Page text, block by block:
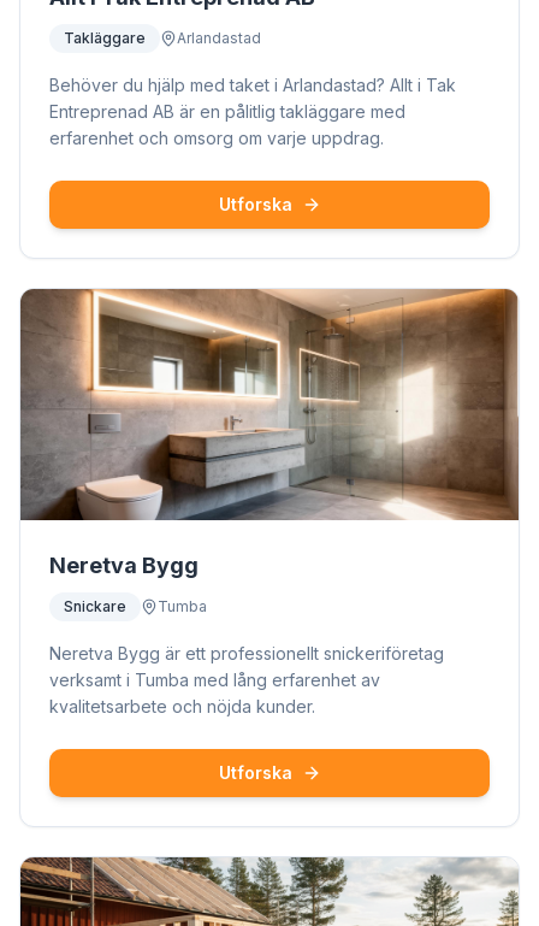
Takläggare Arlandastad
Behöver du hjälp med taket i Arlandastad? Allt i Tak
Entreprenad AB är en pålitlig takläggare med
erfarenhet och omsorg om varje uppdrag.
Utforska
Neretva Bygg
Snickare Tumba
Neretva Bygg är ett professionellt snickeriföretag
verksamt i Tumba med lång erfarenhet av
kvalitetsarbete och nöjda kunder.
Utforska